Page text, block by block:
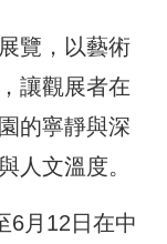
覽，以藝術
讓觀展者在
的寧靜與深
人文溫度。
6月12日在中